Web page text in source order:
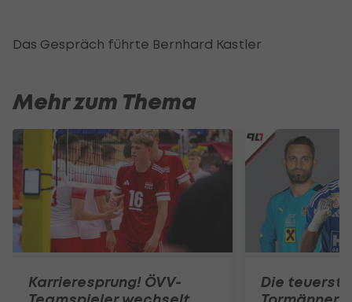
Das Gespräch führte Bernhard Kastler
Mehr zum Thema
Karrieresprung! ÖVV-
Die